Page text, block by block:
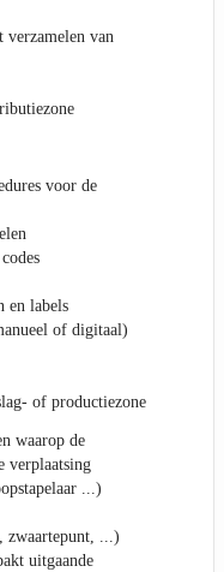
verzamelen van
voor de
en labels
of digitaal)
of productiezone
waarop de
verplaatsing
...)
zwaartepunt, ...)
uitgaande